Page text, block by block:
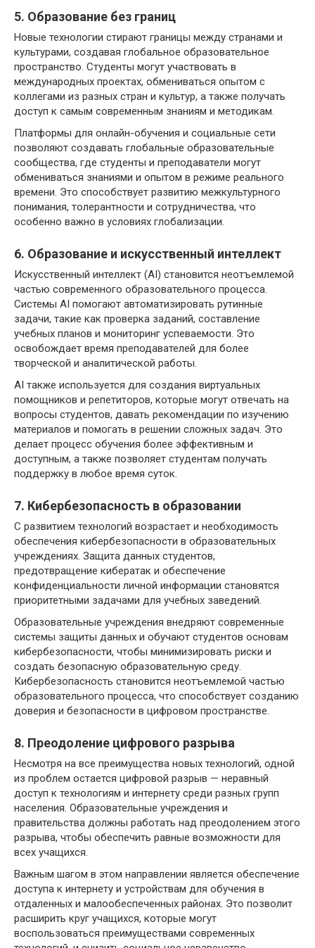
5. Образование без границ
Новые технологии стирают границы между странами и
культурами, создавая глобальное образовательное
пространство. Студенты могут участвовать в
международных проектах, обмениваться опытом с
коллегами из разных стран и культур, а также получать
доступ к самым современным знаниям и методикам.
Платформы для онлайн-обучения и социальные сети
позволяют создавать глобальные образовательные
сообщества, где студенты и преподаватели могут
обмениваться знаниями и опытом в режиме реального
времени. Это способствует развитию межкультурного
понимания, толерантности и сотрудничества, что
особенно важно в условиях глобализации.
6. Образование и искусственный интеллект
Искусственный интеллект (AI) становится неотъемлемой
частью современного образовательного процесса.
Системы AI помогают автоматизировать рутинные
задачи, такие как проверка заданий, составление
учебных планов и мониторинг успеваемости. Это
освобождает время преподавателей для более
творческой и аналитической работы.
AI также используется для создания виртуальных
помощников и репетиторов, которые могут отвечать на
вопросы студентов, давать рекомендации по изучению
материалов и помогать в решении сложных задач. Это
делает процесс обучения более эффективным и
доступным, а также позволяет студентам получать
поддержку в любое время суток.
7. Кибербезопасность в образовании
С развитием технологий возрастает и необходимость
обеспечения кибербезопасности в образовательных
учреждениях. Защита данных студентов,
предотвращение кибератак и обеспечение
конфиденциальности личной информации становятся
приоритетными задачами для учебных заведений.
Образовательные учреждения внедряют современные
системы защиты данных и обучают студентов основам
кибербезопасности, чтобы минимизировать риски и
создать безопасную образовательную среду.
Кибербезопасность становится неотъемлемой частью
образовательного процесса, что способствует созданию
доверия и безопасности в цифровом пространстве.
8. Преодоление цифрового разрыва
Несмотря на все преимущества новых технологий, одной
из проблем остается цифровой разрыв — неравный
доступ к технологиям и интернету среди разных групп
населения. Образовательные учреждения и
правительства должны работать над преодолением этого
разрыва, чтобы обеспечить равные возможности для
всех учащихся.
Важным шагом в этом направлении является обеспечение
доступа к интернету и устройствам для обучения в
отдаленных и малообеспеченных районах. Это позволит
расширить круг учащихся, которые могут
воспользоваться преимуществами современных